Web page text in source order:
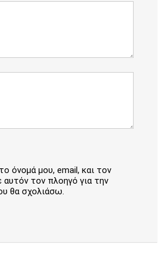
όνομά μου, email, και τον
τον πλοηγό για την
θα σχολιάσω.